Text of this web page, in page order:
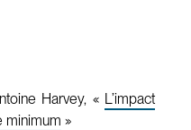
Harvey, « L’impact
minimum »